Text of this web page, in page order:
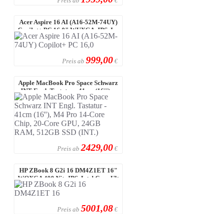
Acer Aspire 16 AI (A16-52M-74UY)
Copilot+ PC 16,0" WUXGA, IPS, I ...
Preis ab 999,00€
Apple MacBook Pro Space Schwarz
INT Engl. Tastatur - 41cm (16'') ...
Preis ab 2429,00€
HP ZBook 8 G2i 16 DM4Z1ET 16"
WQXGA 400 Nits IPS, Intel Core Ult
...
Preis ab 5001,08€